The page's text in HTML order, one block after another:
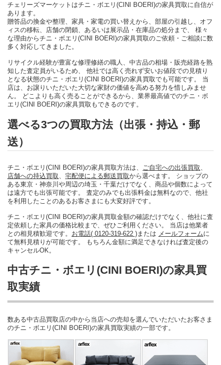
チェリーズマーケットはチニ・ボエリ(CINI BOERI)の家具買取に自信が
あります。
贈答品の換金や整理、家具・家電の買い替えから、部屋の引越し、オフ
ィスの移転、店舗の閉鎖、あるいは展示品・在庫品の処分まで、 様々
な理由からチニ・ボエリ(CINI BOERI)の家具買取のご依頼・ご相談に数
多く対応してきました。
リサイクル経験が豊富な修理修繕の職人、中古品の相場・販売経路を熟
知した査定員がいるため、 他社では高く売れず安いお値段での見積り
となる状態のチニ・ボエリ(CINI BOERI)の家具買取でも可能です。 当
店は、お譲りいただいた大切な家財の価値を高める努力を惜しみませ
ん。 どこよりも高く売ることができるから、業界最高値でのチニ・ボ
エリ(CINI BOERI)の家具買取もできるのです。
選べる3つの買取方法（出張・持込・郵
送）
チニ・ボエリ(CINI BOERI)の家具買取方法は、 ご自宅への出張買取
店舗への持込買取
宅配便による郵送買取から選べます。 ショップの
ある東京・神奈川や周辺の埼玉・千葉だけでなく、商品や個数によって
は遠方でも出張可能です。 査定のみでも出張料金は無料なので、他社
を利用したことのあるお客さまにも大変好評です。
チニ・ボエリ(CINI BOERI)の家具買取金額の確認だけでなく、他社に査
定依頼した家具の価格比較まで、ぜひご利用ください。 当店は他業者
との相見積歓迎です。 お電話( 0120-319-622 ) または メールフォームに
て無料見積りが可能です。 もちろん金額に満足できなければ査定後の
キャンセルOK。
中古チニ・ボエリ(CINI BOERI)の家具買
取実績
数ある中古品買取店の中から当店への売却を選んでいただいたお客さま
のチニ・ボエリ(CINI BOERI)の家具買取実績の一部です。